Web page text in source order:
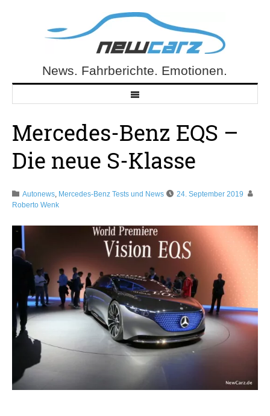
NewCarz.deNews. Fahrberichte. Emotionen.
Mercedes-Benz EQS –
Die neue S-Klasse
Autonews, Mercedes-Benz Tests und News
24. September 2019
Roberto Wenk